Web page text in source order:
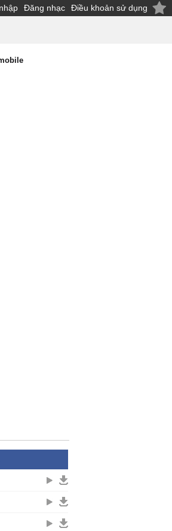
Đăng nhạc Điều khoản sử dụng